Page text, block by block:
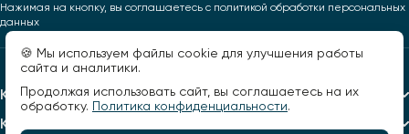
Каталог
Компания
Нажимая на кнопку, вы соглашаетесь с политикой обработки персональных
данных
🍪 Мы используем файлы cookie для улучшения работы
сайта и аналитики.
Продолжая использовать сайт, вы соглашаетесь на их
обработку. Политика конфиденциальности.